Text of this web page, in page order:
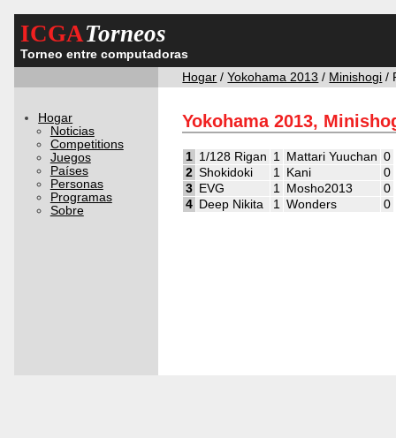
ICGATorneos
Torneo entre computadoras
Hogar /Yokohama 2013 / Minishogi /
Hogar
Noticias
Competitions
Juegos
Países
Personas
Programas
Sobre
Yokohama 2013,
1 1/128 Rigan 1 Mattari Yuuchan 0
2 Shokidoki 1 Kani
0
3 EVG 1 Mosho2013
0
4 Deep Nikita 1 Wonders 0